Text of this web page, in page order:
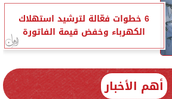
6 خطوات فعّالة لترشيد استهلاك
الكهرباء وخفض قيمة الفاتورة
أهم الأخبار